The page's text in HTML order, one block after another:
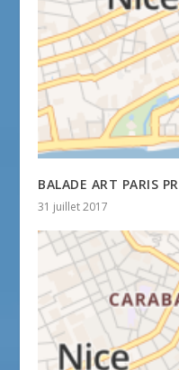
BALADE ART PARIS
31 juillet 2017